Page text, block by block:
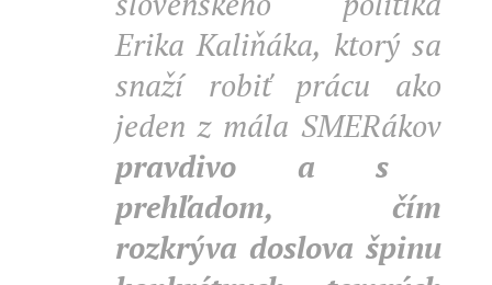
Erika Kaliňáka, ktorý sa
snaží robiť prácu ako
jeden z mála SMERákov
pravdivo a s
prehľadom, čím
rozkrýva doslova špinu